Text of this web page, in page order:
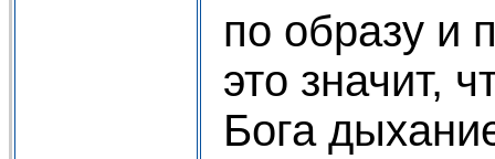
по образу и
это значит,
Бога